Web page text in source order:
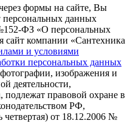
формы на сайте, Вы
персональных данных
ФЗ «О персональных
сайт компании «Cантехника
и условиями
персональных данных
изображения и
деятельности,
подлежат правовой охране в
РФ,
от 18.12.2006 №